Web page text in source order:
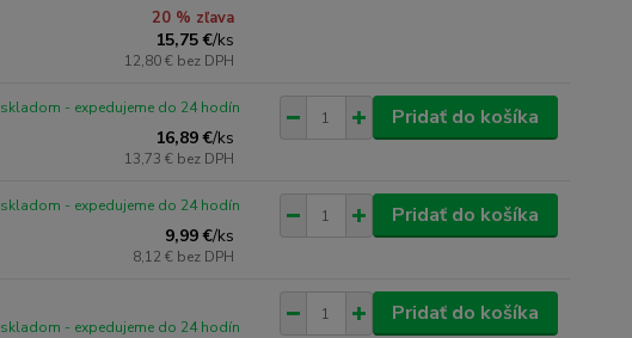
20 % zľava
15,75 €/ks
12,80 € bez DPH
16,89 €/ks
13,73 € bez DPH
skladom - expedujeme do 24 hodín Pridať do košíka
9,99 €/ks
8,12 € bez DPH
skladom - expedujeme do 24 hodín Pridať do košíka
skladom - expedujeme do 24 hodín
Pridať do košíka